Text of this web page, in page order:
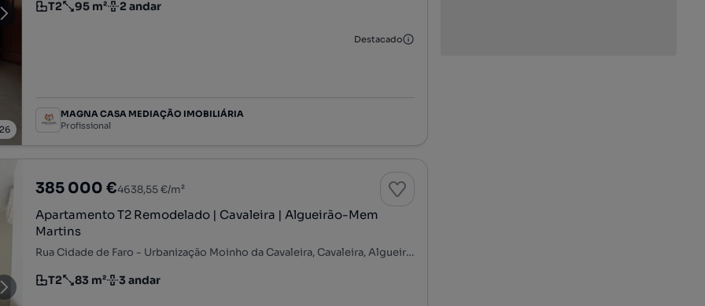
26
Tipologia
T2
Preço por metro quadrado
95 m²
Andar 2 andar
Destacado
MAGNA CASA MEDIAÇÃO IMOBILIÁRIA
Profissional
385 000 €4638,55 €/m²
Apartamento T2 Remodelado | Cavaleira | Algueirão-Mem
Martins
Rua Cidade de Faro - Urbanização Moinho da Cavaleira, Cavaleira, Algueirão-Mem Martins, Sintra, Lisboa
Tipologia
T2
Preço por metro quadrado
83 m²
Andar 3 andar